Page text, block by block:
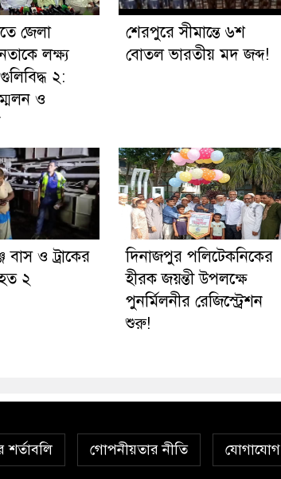
জেলা
লক্ষ্য
২:
ও
শেরপুরে সীমান্তে ৬শ
বোতল ভারতীয় মদ জব্দ!
বাস ও ট্রাকের
২
দিনাজপুর পলিটেকনিকের
হীরক জয়ন্তী উপলক্ষে
পুনর্মিলনীর রেজিস্ট্রেশন
শুরু!
শর্তাবলি গোপনীয়তার নীতি যোগাযোগ